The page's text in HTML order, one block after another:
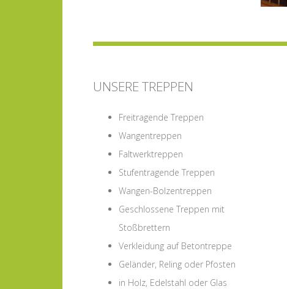
UNSERE TREPPEN
Freitragende Treppen
Wangentreppen
Faltwerktreppen
Stufentragende Treppen
Wangen-Bolzentreppen
Geschlossene Treppen mit
Stoßbrettern
Verkleidung auf Betontreppe
Geländer, Reling oder Pfosten
in Holz, Edelstahl oder Glas